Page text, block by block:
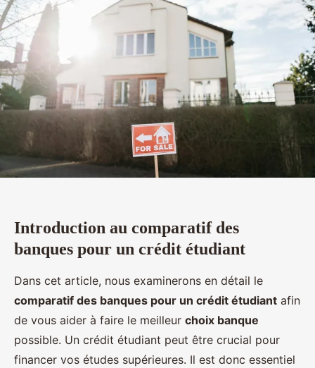
Introduction au comparatif des
banques pour un crédit étudiant
Dans cet article, nous examinerons en détail le
comparatif des banques pour un crédit étudiant afin
de vous aider à faire le meilleur choix banque
possible. Un crédit étudiant peut être crucial pour
financer vos études supérieures. Il est donc essentiel